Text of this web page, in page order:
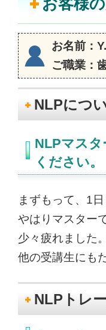
お客様
お名前：
ご職業：
NLPにつ
NLPマス
ください。
まずもって、1
やはりマスター
少々疲れました
他の受講生にも
NLPトレ